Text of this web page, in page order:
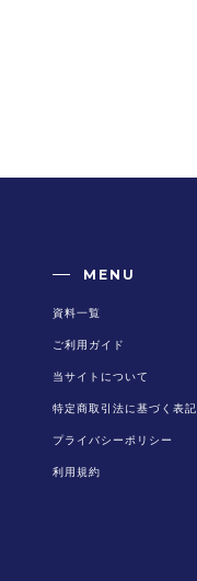
MENU
資料一覧
ご利用ガイド
当サイトについて
特定商取引法に基づく表記
プライバシーポリシー
利用規約